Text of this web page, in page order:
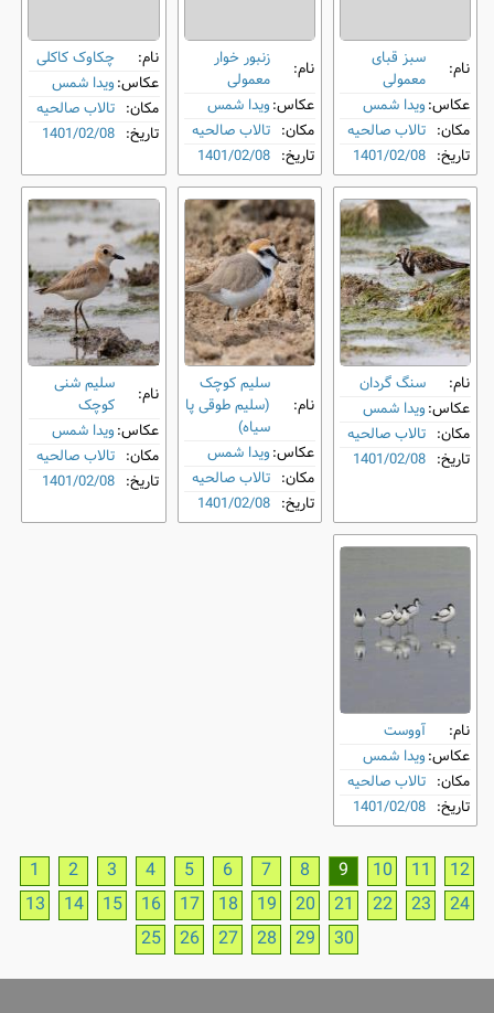
نام:
سبز قبای
معمولی
عکاس:ویدا شمس
مکان: تالاب صالحیه
تاریخ: 1401/02/08
نام:
زنبور خوار
معمولی
عکاس:ویدا شمس
مکان: تالاب صالحیه
تاریخ: 1401/02/08
نام:
چکاوک کاکلی
عکاس:ویدا شمس
مکان: تالاب صالحیه
تاریخ: 1401/02/08
نام:
سنگ‌ گردان
عکاس:ویدا شمس
مکان: تالاب صالحیه
تاریخ: 1401/02/08
نام:
سلیم کوچک
(سلیم طوقی پا
سیاه)
عکاس:ویدا شمس
مکان: تالاب صالحیه
تاریخ: 1401/02/08
نام:
سلیم شنی
کوچک
عکاس:ویدا شمس
مکان: تالاب صالحیه
تاریخ: 1401/02/08
نام:
آووست
عکاس:ویدا شمس
مکان: تالاب صالحیه
تاریخ: 1401/02/08
1 2 3 4 5 6 7 8 9 10 11
12
13
14 15 16 17 18 19 20 21 22 23
24
25
26 27 28 29 30